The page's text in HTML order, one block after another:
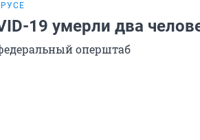
19 умерли два
оперштаб